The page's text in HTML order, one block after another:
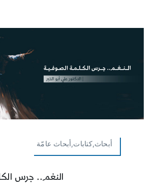
أبحاث,كتابات,أبحاث عامّة
النغم.. جرس